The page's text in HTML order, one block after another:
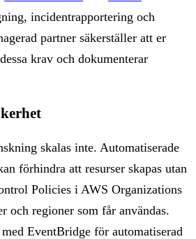
incidentrapportering och
partner säkerställer att er
krav och dokumenterar
skalas inte. Automatiserade
förhindra att resurser skapas utan
Policies i AWS Organizations
och regioner som får användas.
EventBridge för automatiserad